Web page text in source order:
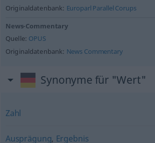
Originaldatenbank: Europarl Parallel Corups
News-Commentary
Quelle: OPUS
Originaldatenbank: News Commentary
Synonyme für "Wert"
Zahl
Ausprägung, Ergebnis